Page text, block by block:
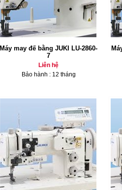
Máy may đế bằng JUKI LU-2860-
7
Liên hệ
Bảo hành : 12 tháng